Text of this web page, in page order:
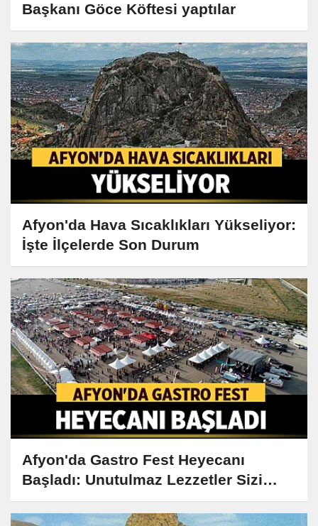
Başkanı Göce Köftesi yaptılar
Afyon'da Hava Sıcaklıkları Yükseliyor:
İşte İlçelerde Son Durum
Afyon'da Gastro Fest Heyecanı
Başladı: Unutulmaz Lezzetler Sizi
Bekliyor!